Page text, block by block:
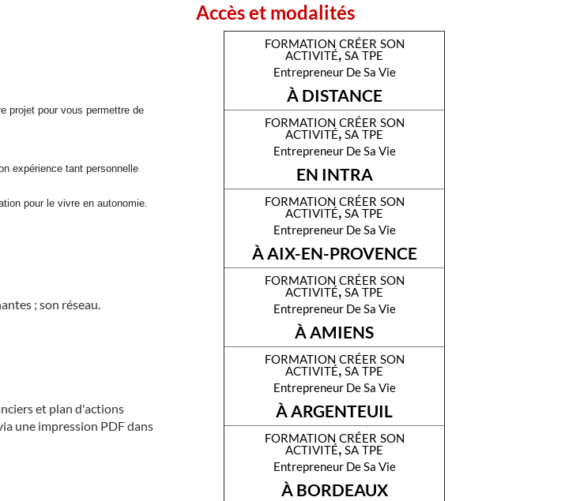
projet pour vous permettre de
expérience tant personnelle
pour le vivre en autonomie.
; son réseau.
et plan d'actions
une impression PDF dans
Accès et modalités
formation créer son
activité, sa tpe
Entrepreneur De Sa Vie
À DISTANCE
formation créer son
activité, sa tpe
Entrepreneur De Sa Vie
EN INTRA
formation créer son
activité, sa tpe
Entrepreneur De Sa Vie
À AIX-EN-PROVENCE
formation créer son
activité, sa tpe
Entrepreneur De Sa Vie
À AMIENS
formation créer son
activité, sa tpe
Entrepreneur De Sa Vie
À ARGENTEUIL
formation créer son
activité, sa tpe
Entrepreneur De Sa Vie
À BORDEAUX